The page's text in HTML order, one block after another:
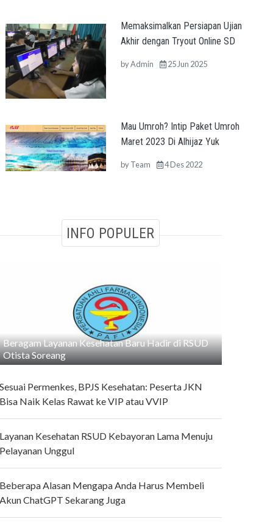
Memaksimalkan Persiapan Ujian
Akhir dengan Tryout Online SD
byAdmin 25 Jun 2025
Mau Umroh? Intip Paket Umroh
Maret 2023 Di Alhijaz Yuk
byTeam 4 Des 2022
INFO POPULER
Beragam Layanan Kesehatan Baru Hadir di RSUD
Otista Soreang
Permenkes, BPJS Kesehatan: Peserta JKN
Naik Kelas Rawat ke VIP atau VVIP
Kesehatan RSUD Kebayoran Lama Menuju
Unggul
Alasan Mengapa Anda Harus Membeli
ChatGPT Sekarang Juga